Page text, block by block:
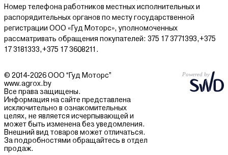
Номер телефона работников местных исполнительных и
распорядительных органов по месту государственной
регистрации ООО «Гуд Моторс», уполномоченных
рассматривать обращения покупателей: 375 17 3771393,+375
17 3181333,+375 17 3608211.
© 2014-2026 ООО “Гуд Моторс”
www.agrox.by
Все права защищены.
Информация на сайте представлена
исключительно в ознакомительных
целях, не является исчерпывающей и
может быть изменена без уведомления.
Внешний вид товаров может отличаться.
За подробностями обращайтесь в отдел
продаж.